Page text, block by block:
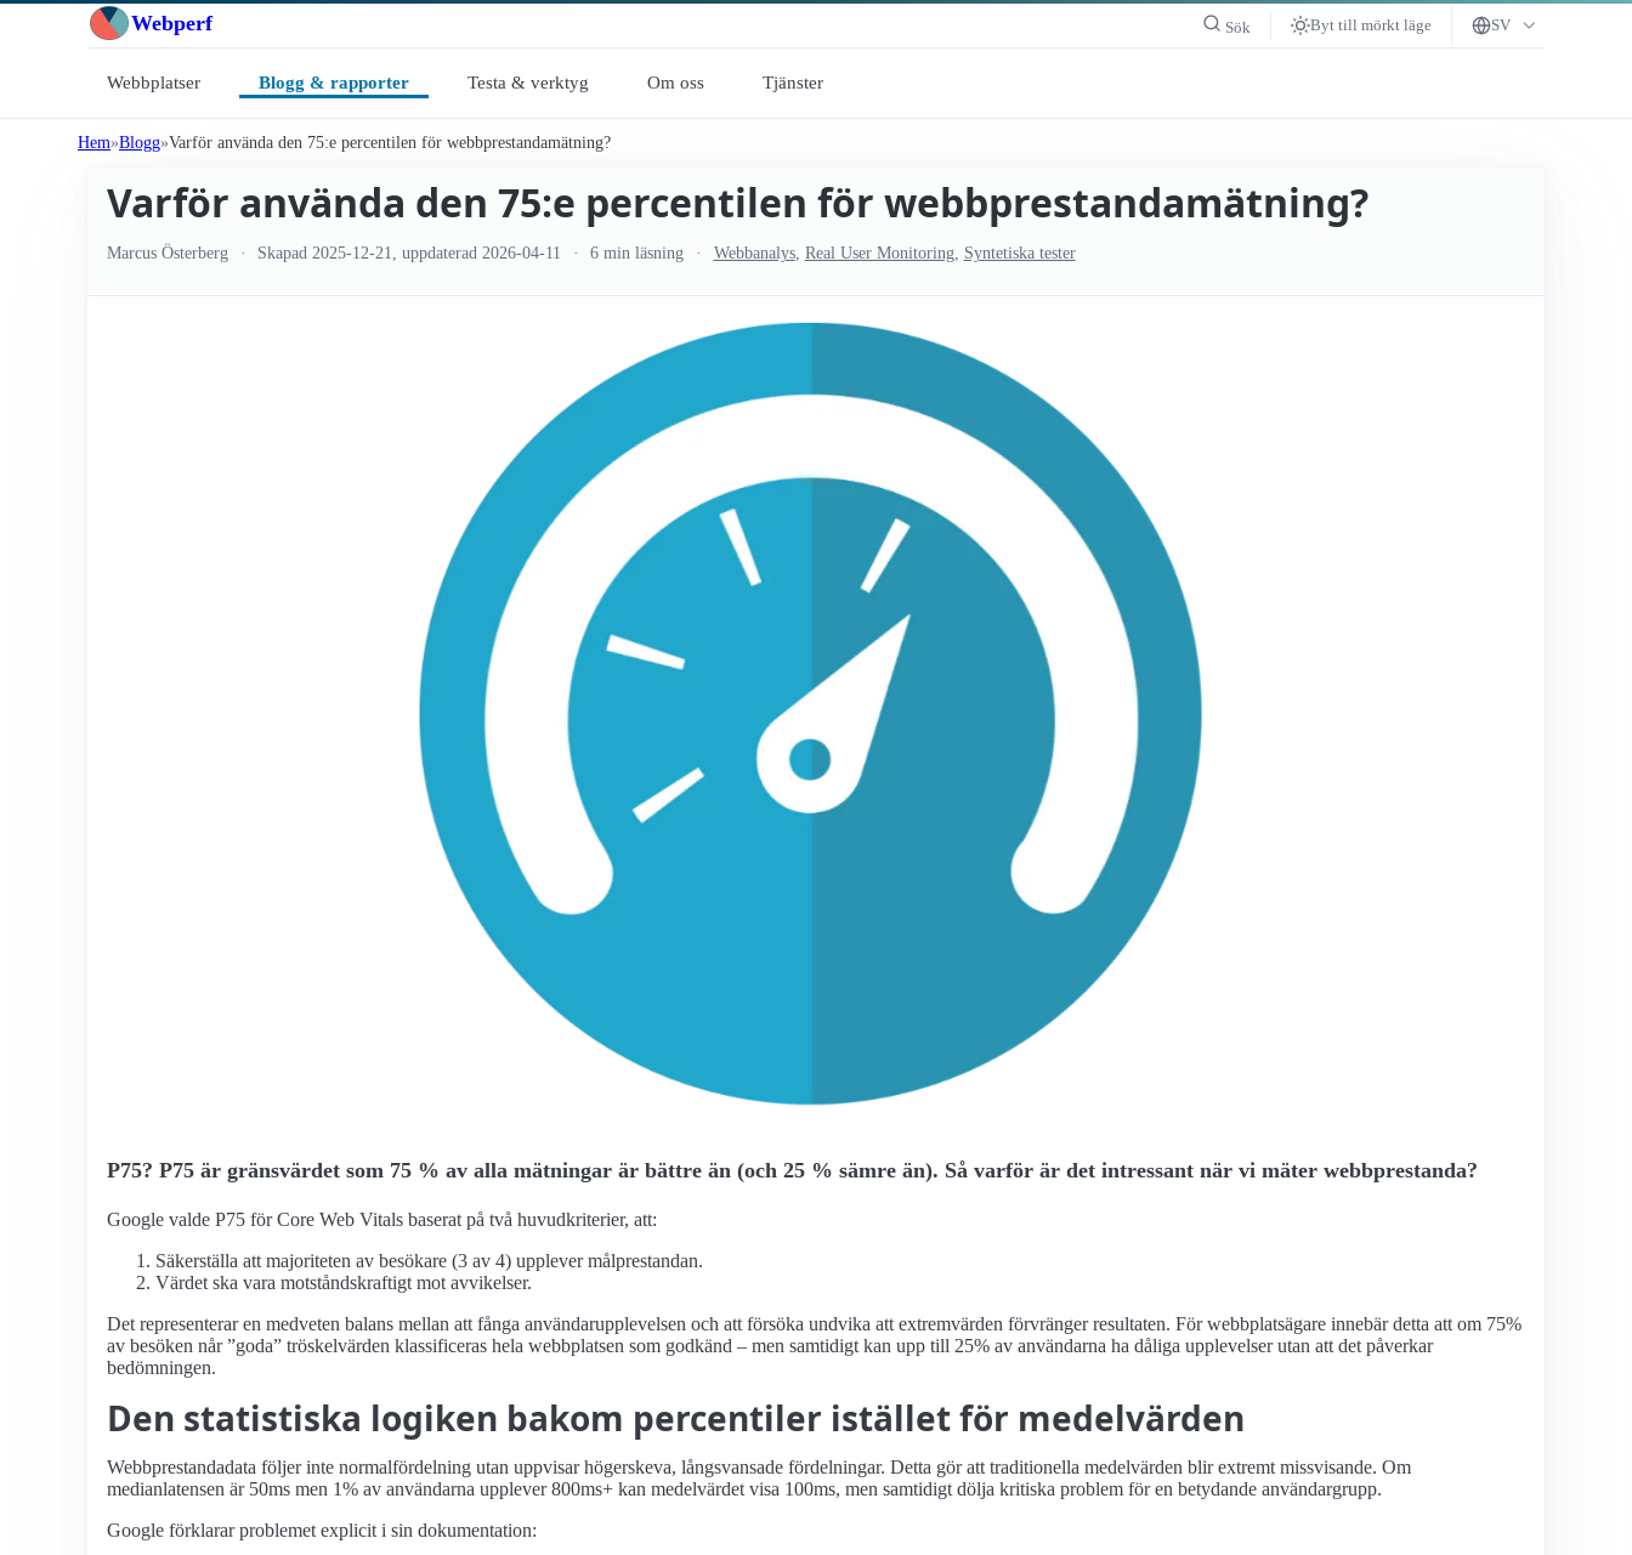
Webperf Sök Byt till mörkt läge SV
Webbplatser Blogg & rapporter Testa & verktyg Om oss Tjänster
Hem Blogg Varför använda den 75:e percentilen för webbprestanda­mätning?
Varför använda den 75:e percentilen för webbprestanda­mätning?
Marcus Österberg Skapad 2025-12-21 , uppdaterad 2026-04-11 6 min läsning Webbanalys, Real User Monitoring, Syntetiska tester
P75? P75 är gränsvärdet som 75 % av alla mätningar är bättre än (och 25 % sämre än). Så varför är det intressant när vi mäter webbprestanda?
Google valde P75 för Core Web Vitals baserat på två huvudkriterier, att:
Säkerställa att majoriteten av besökare (3 av 4) upplever målprestandan.
Värdet ska vara motståndskraftigt mot avvikelser.
Det representerar en medveten balans mellan att fånga användarupplevelsen och att försöka undvika att extremvärden förvränger resultaten. För webbplatsägare innebär detta att om 75%
av besöken når
goda
tröskelvärden klassificeras hela webbplatsen som godkänd – men samtidigt kan upp till 25% av användarna ha dåliga upplevelser utan att det påverkar
bedömningen.
Den statistiska logiken bakom percentiler istället för medelvärden
Webbprestanda­data följer inte normalfördelning utan uppvisar högerskeva, långsvansade fördelningar. Detta gör att traditionella medelvärden blir extremt missvisande. Om
medianlatensen är 50ms men 1% av användarna upplever 800ms+ kan medelvärdet visa 100ms, men samtidigt dölja kritiska problem för en betydande användargrupp.
Google förklarar problemet explicit i sin dokumentation: